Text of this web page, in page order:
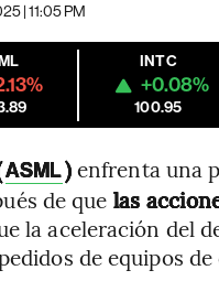
| 11:05 PM
INTC
+0.08%
100.95
ASML)enfrenta una
de que las
la aceleración del
de equipos de